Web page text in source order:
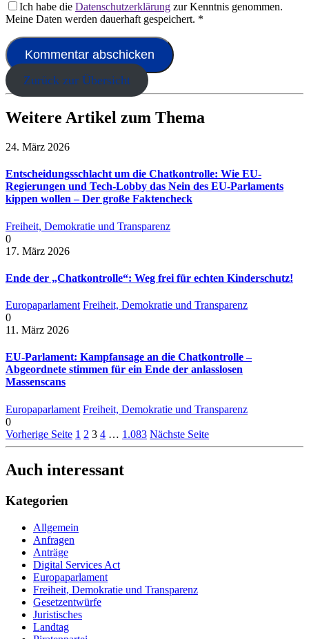
Ich habe die Datenschutzerklärung zur Kenntnis genommen.
Meine Daten werden dauerhaft gespeichert. *
Zurück zur Übersicht
Weitere Artikel zum Thema
24. März 2026
Entscheidungsschlacht um die Chatkontrolle: Wie EU-
Regierungen und Tech-Lobby das Nein des EU-Parlaments
kippen wollen – Der große Faktencheck
Freiheit, Demokratie und Transparenz
0
17. März 2026
Ende der „Chatkontrolle“: Weg frei für echten Kinderschutz!
Europaparlament Freiheit, Demokratie und Transparenz
0
11. März 2026
EU-Parlament: Kampfansage an die Chatkontrolle –
Abgeordnete stimmen für ein Ende der anlasslosen
Massenscans
Europaparlament Freiheit, Demokratie und Transparenz
0
Vorherige Seite 1 2 3 4 … 1.083 Nächste Seite
Auch interessant
Kategorien
Allgemein
Anfragen
Anträge
Digital Services Act
Europaparlament
Freiheit, Demokratie und Transparenz
Gesetzentwürfe
Juristisches
Landtag